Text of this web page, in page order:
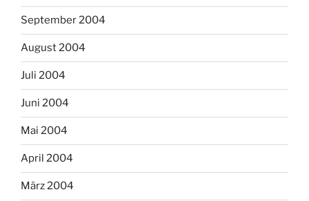
September 2004
August 2004
Juli 2004
Juni 2004
Mai 2004
April 2004
März 2004